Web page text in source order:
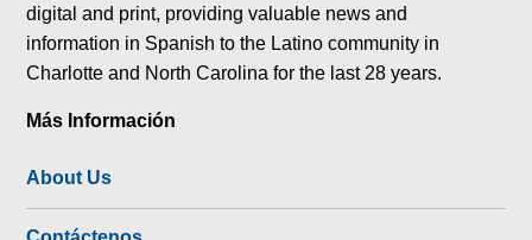
digital and print, providing valuable news and
information in Spanish to the Latino community in
Charlotte and North Carolina for the last 28 years.
Más Información
About Us